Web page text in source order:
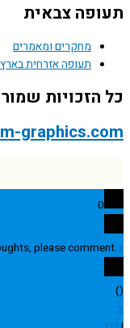
צבאית
מחקרים ומאמרים
תעופה אזרחית בארץ
thoughts, please